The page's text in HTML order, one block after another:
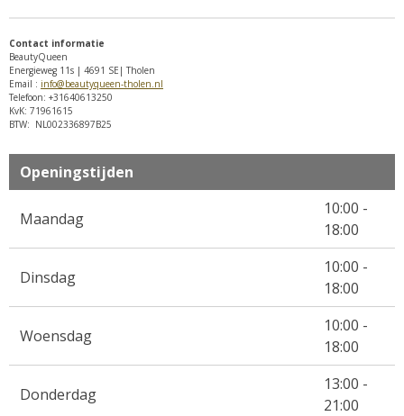
Contact informatie
BeautyQueen
Energieweg 11s | 4691 SE| Tholen
Email : info@beautyqueen-tholen.nl
Telefoon: +31640613250
KvK: 71961615
BTW: NL002336897B25
Openingstijden
Maandag
10:00 -
18:00
Dinsdag
10:00 -
18:00
Woensdag
10:00 -
18:00
Donderdag
13:00 -
21:00